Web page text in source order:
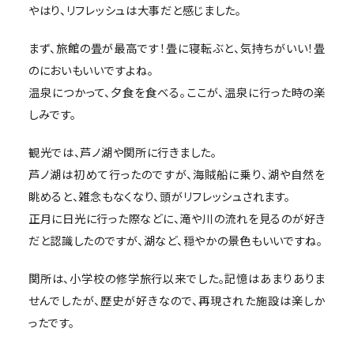
やはり、リフレッシュは大事だと感じました。
まず、旅館の畳が最高です！畳に寝転ぶと、気持ちがいい！畳
のにおいもいいですよね。
温泉につかって、夕食を食べる。ここが、温泉に行った時の楽
しみです。
観光では、芦ノ湖や関所に行きました。
芦ノ湖は初めて行ったのですが、海賊船に乗り、湖や自然を
眺めると、雑念もなくなり、頭がリフレッシュされます。
正月に日光に行った際などに、滝や川の流れを見るのが好き
だと認識したのですが、湖など、穏やかの景色もいいですね。
関所は、小学校の修学旅行以来でした。記憶はあまりありま
せんでしたが、歴史が好きなので、再現された施設は楽しか
ったです。